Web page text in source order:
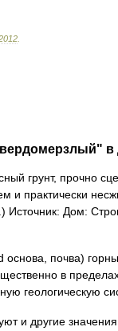
в
грунт, прочно
и практически
Источник: Дом:
почва)
в
и другие